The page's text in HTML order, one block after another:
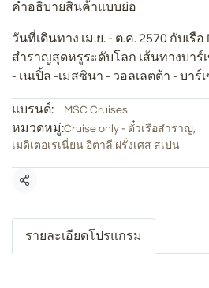
คำอธิบายสินค้าแบบย่อ
วันที่เดินทาง เม.ย. - ต.ค. 2570 กับเรือ
สำราญสุดหรูระดับโลก เส้นทางบาร์เ
- เนเปิ้ล -เมสซินา - วอลเลตต้า - บาร์
แบรนด์: MSC Cruises
หมวดหมู่:Cruise only - ตั๋วเรือสำราญ,
เมดิเตอเรเนี่ยน อิตาลี ฝรั่งเศส สเปน
แชร์
รายละเอียดโปรแกรม